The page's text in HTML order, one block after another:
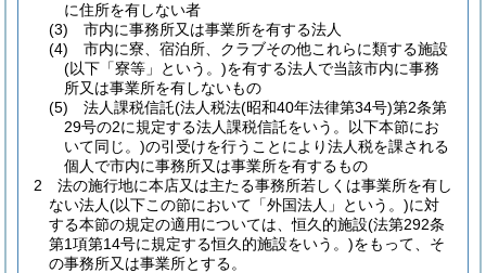
に住所を有しない者
(3)
市内に事務所又は事業所を有する法人
(4)
市内に寮、宿泊所、クラブその他これらに類する施設
(以下「寮等」という。)を有する法人で当該市内に事務
所又は事業所を有しないもの
(5)
法人課税信託(法人税法(昭和40年法律第34号)第2条第
29号の2に規定する法人課税信託をいう。以下本節にお
いて同じ。)の引受けを行うことにより法人税を課される
個人で市内に事務所又は事業所を有するもの
2
法の施行地に本店又は主たる事務所若しくは事業所を有し
ない法人(以下この節において「外国法人」という。)に対
する本節の規定の適用については、恒久的施設(法第292条
第1項第14号に規定する恒久的施設をいう。)をもって、そ
の事務所又は事業所とする。